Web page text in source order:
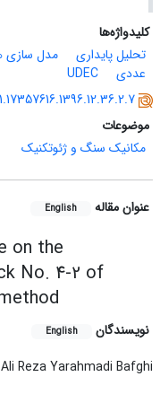
کلیدواژه‌ها
تحلیل پایداری
مدل سازی
عددی
UDEC
موضوعات
مکانیک سنگ و ژئوتکنیک
عنوان مقاله English
on the
No. 4-2 of
نویسندگان English
Ali Reza Yarahmadi Bafghi